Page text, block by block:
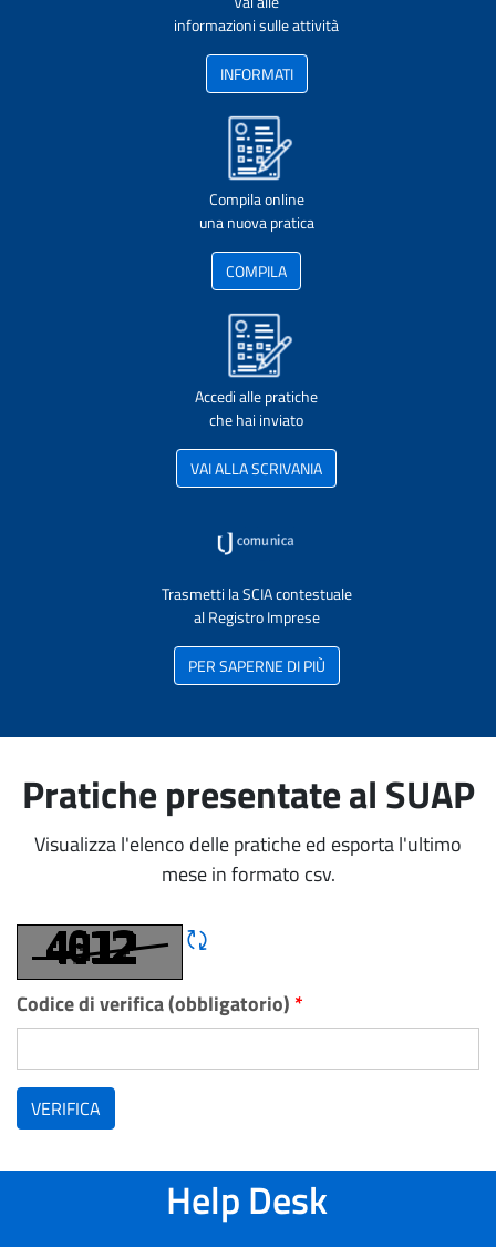
informazioni sulle attività
INFORMATI
Compila online
una nuova pratica
COMPILA
Accedi alle pratiche
che hai inviato
VAI ALLA SCRIVANIA
Trasmetti la SCIA contestuale
al Registro Imprese
PER SAPERNE DI PIÙ
Pratiche presentate al SUAP
Visualizza l'elenco delle pratiche ed esporta l'ultimo
mese in formato csv.
Rigene CAPTCHA
Codice di verifica (obbligatorio) *
VERIFICA
Help Desk